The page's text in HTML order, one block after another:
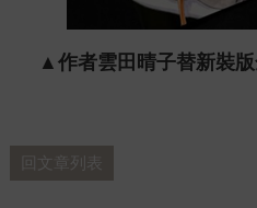
▲作者雲田晴子替新裝版
回文章列表